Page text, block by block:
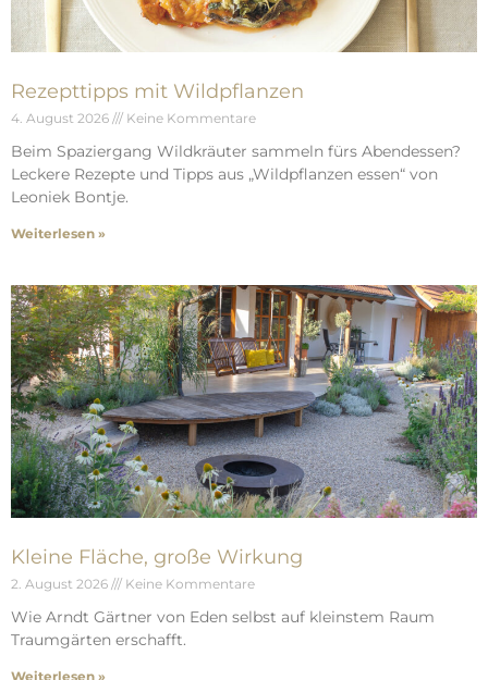
Rezepttipps mit Wildpflanzen
4. August 2026 Keine Kommentare
Beim Spaziergang Wildkräuter sammeln fürs Abendessen?
Leckere Rezepte und Tipps aus „Wildpflanzen essen“ von
Leoniek Bontje.
Weiterlesen »
Kleine Fläche, große Wirkung
2. August 2026 Keine Kommentare
Wie Arndt Gärtner von Eden selbst auf kleinstem Raum
Traumgärten erschafft.
Weiterlesen »